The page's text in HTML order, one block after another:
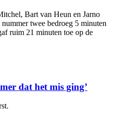
Bart van Heun en Jarno
twee bedroeg 5 minuten
ruim 21 minuten toe op de
dat het mis ging’